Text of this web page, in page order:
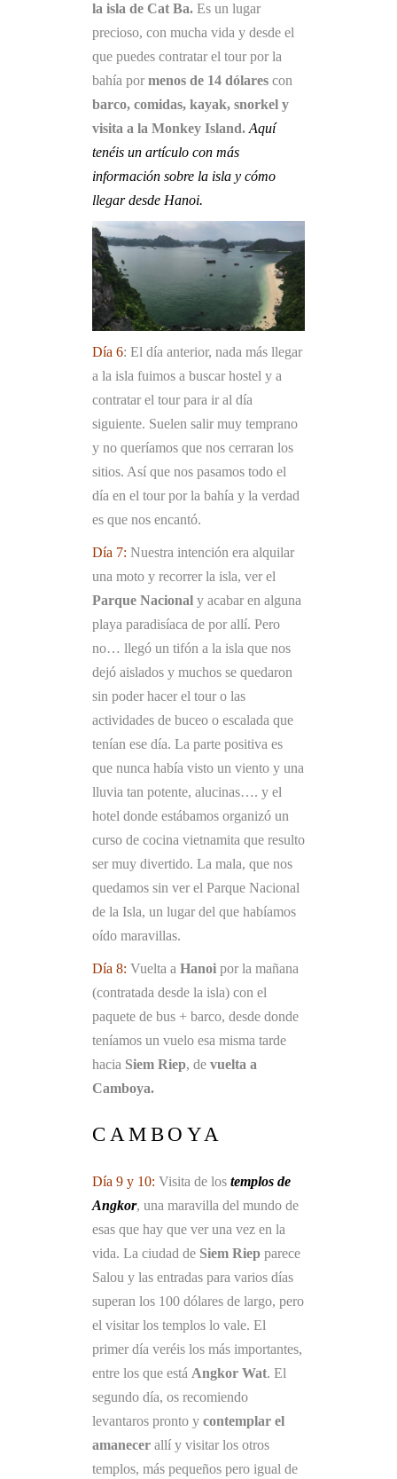
la isla de Cat Ba. Es un lugar
precioso, con mucha vida y desde el
que puedes contratar el tour por la
bahía por menos de 14 dólares con
barco, comidas, kayak, snorkel y
visita a la Monkey Island. Aquí
tenéis un artículo con más
información sobre la isla y cómo
llegar desde Hanoi.
Día 6: El día anterior, nada más llegar
a la isla fuimos a buscar hostel y a
contratar el tour para ir al día
siguiente. Suelen salir muy temprano
y no queríamos que nos cerraran los
sitios. Así que nos pasamos todo el
día en el tour por la bahía y la verdad
es que nos encantó.
Día 7: Nuestra intención era alquilar
una moto y recorrer la isla, ver el
Parque Nacional y acabar en alguna
playa paradisíaca de por allí. Pero
no… llegó un tifón a la isla que nos
dejó aislados y muchos se quedaron
sin poder hacer el tour o las
actividades de buceo o escalada que
tenían ese día. La parte positiva es
que nunca había visto un viento y una
lluvia tan potente, alucinas…. y el
hotel donde estábamos organizó un
curso de cocina vietnamita que resulto
ser muy divertido. La mala, que nos
quedamos sin ver el Parque Nacional
de la Isla, un lugar del que habíamos
oído maravillas.
Día 8: Vuelta a Hanoi por la mañana
(contratada desde la isla) con el
paquete de bus + barco, desde donde
teníamos un vuelo esa misma tarde
hacia Siem Riep, de vuelta a
Camboya.
CAMBOYA
Día 9 y 10: Visita de los templos de
Angkor, una maravilla del mundo de
esas que hay que ver una vez en la
vida. La ciudad de Siem Riep parece
Salou y las entradas para varios días
superan los 100 dólares de largo, pero
el visitar los templos lo vale. El
primer día veréis los más importantes,
entre los que está Angkor Wat. El
segundo día, os recomiendo
levantaros pronto y contemplar el
amanecer allí y visitar los otros
templos, más pequeños pero igual de